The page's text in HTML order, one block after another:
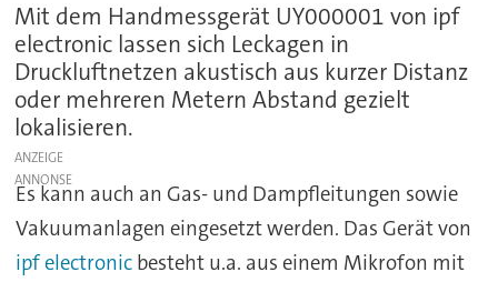
Mit dem Handmessgerät UY000001 von ipf
electronic lassen sich Leckagen in
Druckluftnetzen akustisch aus kurzer Distanz
oder mehreren Metern Abstand gezielt
lokalisieren.
ANZEIGE
Es kann auch an Gas- und Dampfleitungen sowie
Vakuumanlagen eingesetzt werden. Das Gerät von
ipf electronicbesteht u.a. aus einem Mikrofon mit